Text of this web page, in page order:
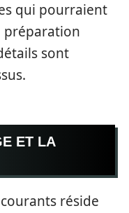
qui pourraient
préparation
sont
ET LA
réside